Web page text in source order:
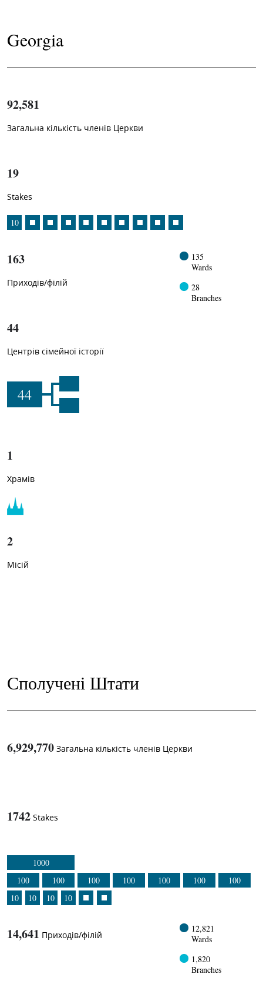
Georgia
92,581
Загальна кількість членів Церкви
1 -in-
19
Stakes
10
163
Приходів/філій
135
Wards
28
Branches
44
Центрів сімейної історії
44
1
Храмів
2
Місій
Сполучені Штати
6,929,770 Загальна кількість членів Церкви
1742 Stakes
1000
100
100 100 100 100 100
100
10
10 10 10
14,641 Приходів/філій
12,821
Wards
1,820
Branches